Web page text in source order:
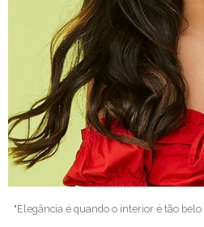
"Elegância é quando o interior é tão